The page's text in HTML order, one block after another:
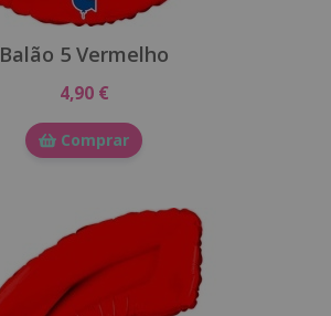
Balão 5 Vermelho
4,90 €
Comprar